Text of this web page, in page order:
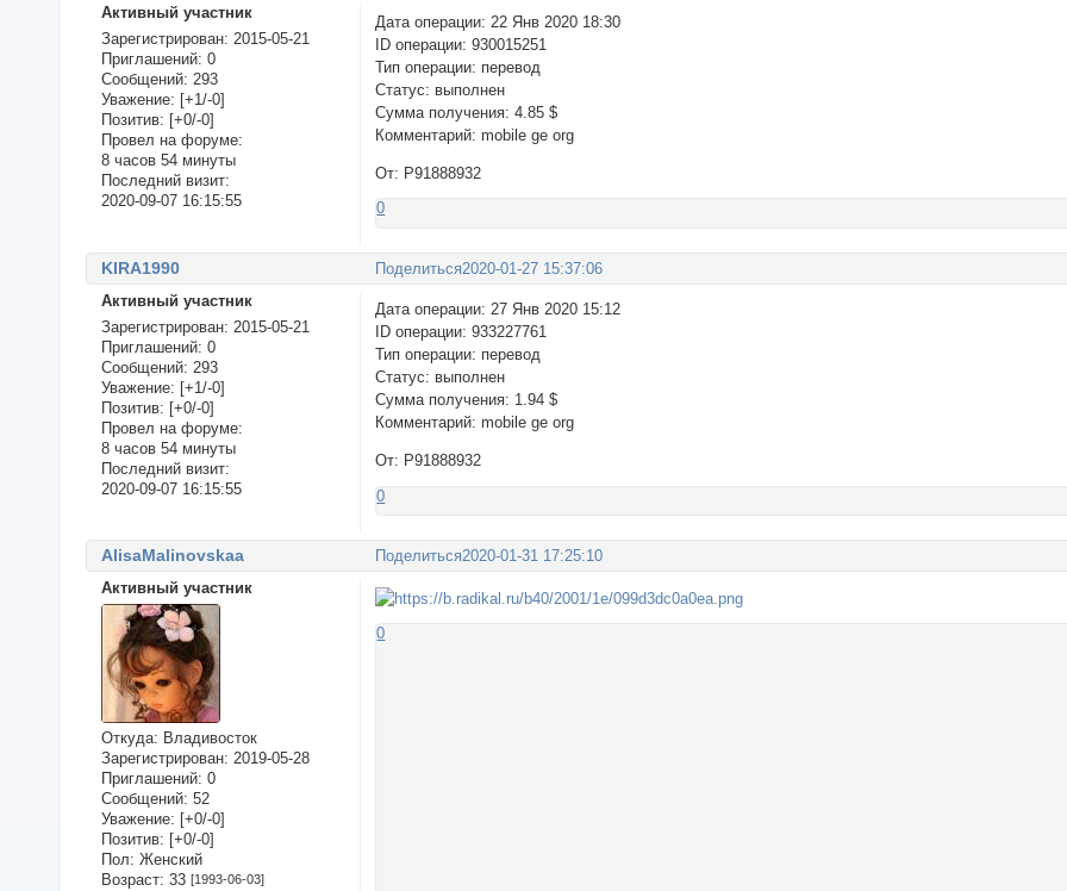
Активный участник
Зарегистрирован: 2015-05-21
Приглашений: 0
Сообщений: 293
Уважение: [+1/-0]
Позитив: [+0/-0]
Провел на форуме:
8 часов 54 минуты
Последний визит:
2020-09-07 16:15:55
Дата операции: 22 Янв 2020 18:30
ID операции: 930015251
Тип операции: перевод
Статус: выполнен
Сумма получения: 4.85 $
Комментарий: mobile ge org
От: P91888932
0
Поделиться2020-01-27 15:37:06
KIRA1990
Активный участник
Зарегистрирован: 2015-05-21
Приглашений: 0
Сообщений: 293
Уважение: [+1/-0]
Позитив: [+0/-0]
Провел на форуме:
8 часов 54 минуты
Последний визит:
2020-09-07 16:15:55
Дата операции: 27 Янв 2020 15:12
ID операции: 933227761
Тип операции: перевод
Статус: выполнен
Сумма получения: 1.94 $
Комментарий: mobile ge org
От: P91888932
0
Поделиться2020-01-31 17:25:10
AlisaMalinovskaa
Активный участник
Откуда: Владивосток
Зарегистрирован: 2019-05-28
Приглашений: 0
Сообщений: 52
Уважение: [+0/-0]
Позитив: [+0/-0]
Пол: Женский
Возраст: 33 [1993-06-03]
0